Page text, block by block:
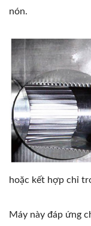
nón.
hoặc kết hợp chỉ
Máy này đáp ứng